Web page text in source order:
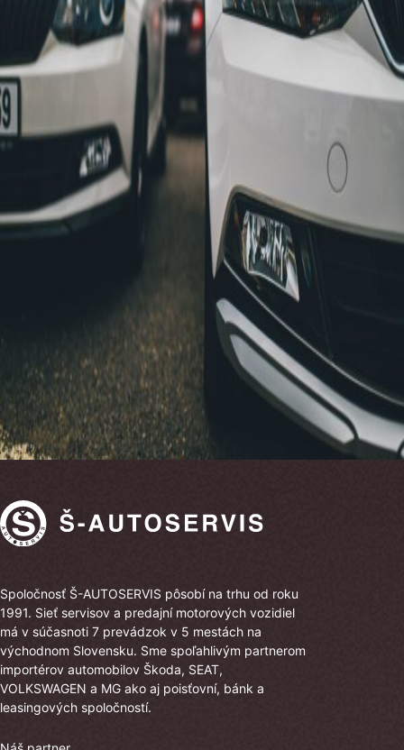
Spoločnosť Š-AUTOSERVIS pôsobí na trhu od roku
1991. Sieť servisov a predajní motorových vozidiel
má v súčasnoti 7 prevádzok v 5 mestách na
východnom Slovensku. Sme spoľahlivým partnerom
importérov automobilov Škoda, SEAT,
VOLKSWAGEN a MG ako aj poisťovní, bánk a
leasingových spoločností.